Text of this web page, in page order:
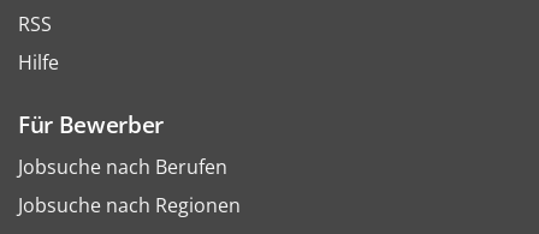
RSS
Hilfe
Für Bewerber
Jobsuche nach Berufen
Jobsuche nach Regionen